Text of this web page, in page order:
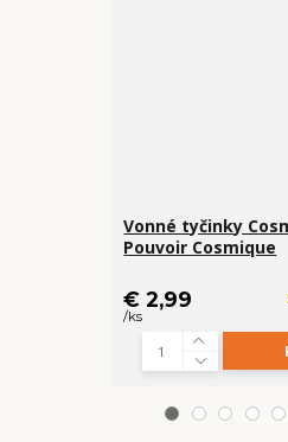
Vonné tyčinky
Pouvoir Cosmique
€ 2,99
/ks